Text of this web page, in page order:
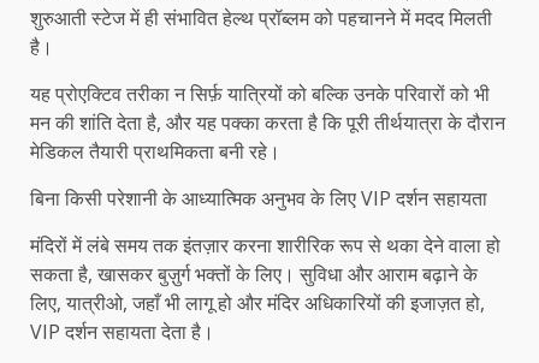
शुरुआती स्टेज में ही संभावित हेल्थ प्रॉब्लम को पहचानने में मदद मिलती
है।
यह प्रोएक्टिव तरीका न सिर्फ़ यात्रियों को बल्कि उनके परिवारों को भी
मन की शांति देता है, और यह पक्का करता है कि पूरी तीर्थयात्रा के दौरान
मेडिकल तैयारी प्राथमिकता बनी रहे।
बिना किसी परेशानी के आध्यात्मिक अनुभव के लिए VIP दर्शन सहायता
मंदिरों में लंबे समय तक इंतज़ार करना शारीरिक रूप से थका देने वाला हो
सकता है, खासकर बुज़ुर्ग भक्तों के लिए। सुविधा और आराम बढ़ाने के
लिए, यात्रीओ, जहाँ भी लागू हो और मंदिर अधिकारियों की इजाज़त हो,
VIP दर्शन सहायता देता है।